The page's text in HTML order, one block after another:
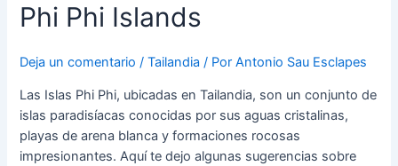
Phi Phi Islands
Deja un comentario /Tailandia / PorAntonio Sau Esclapes
Las Islas Phi Phi, ubicadas en Tailandia, son un conjunto de
islas paradisíacas conocidas por sus aguas cristalinas,
playas de arena blanca y formaciones rocosas
impresionantes. Aquí te dejo algunas sugerencias sobre